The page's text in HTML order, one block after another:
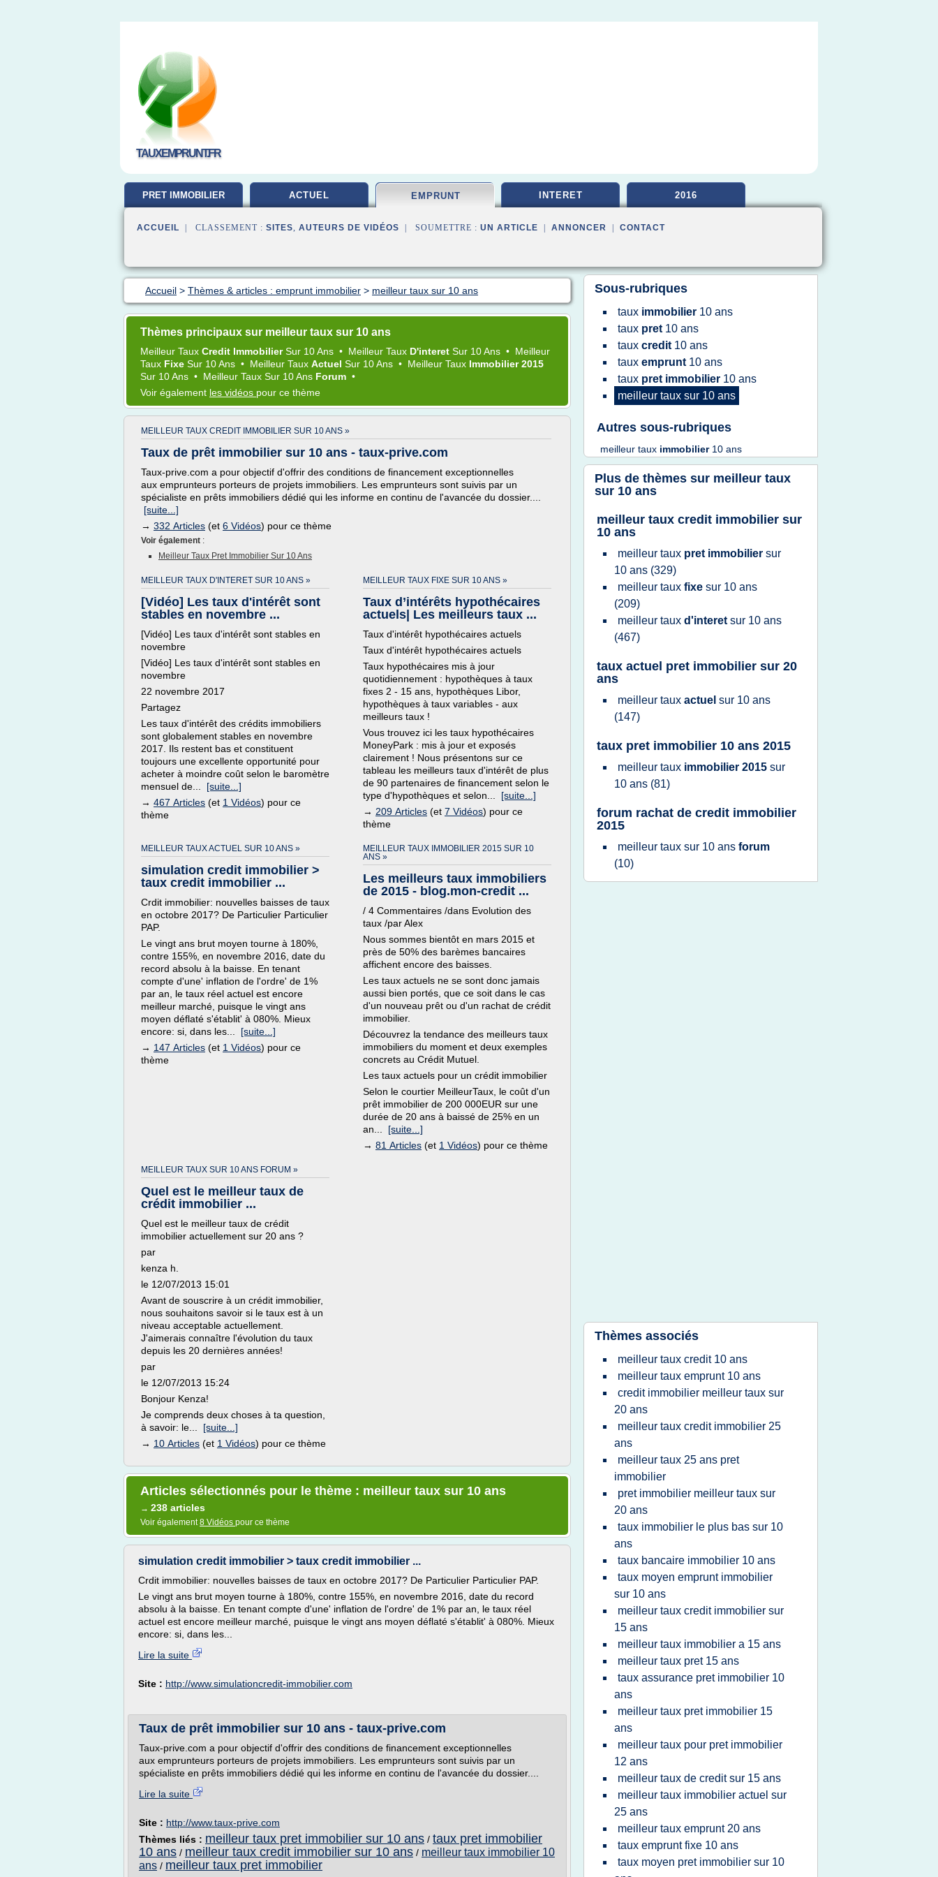
TAUXEMPRUNT.FR
PRET IMMOBILIER ACTUEL EMPRUNT INTERET 2016
ACCUEIL | CLASSEMENT : SITES, AUTEURS DE VIDÉOS | SOUMETTRE : UN ARTICLE ANNONCER CONTACT
Accueil > Thèmes & articles : emprunt immobilier > meilleur taux sur 10 ans
Thèmes principaux sur meilleur taux sur 10 ans
Meilleur Taux Credit ImmobilierSur 10 Ans • Meilleur Taux D'interet Sur 10 Ans • Meilleur
Taux Fixe Sur 10 Ans • Meilleur Taux Actuel Sur 10 Ans • Meilleur Taux Immobilier 2015
Sur 10 Ans • Meilleur Taux Sur 10 Ans Forum •
Voir également les vidéos pour ce thème
MEILLEUR TAUX CREDIT IMMOBILIER SUR 10 ANS »
Taux de prêt immobilier sur 10 ans - taux-prive.com
Taux-prive.com a pour objectif d'offrir des conditions de financement exceptionnelles
aux emprunteurs porteurs de projets immobiliers. Les emprunteurs sont suivis par un
spécialiste en prêts immobiliers dédié qui les informe en continu de l'avancée du dossier....
[suite...]
→ 332 Articles (et 6 Vidéos) pour ce thème
Voir également :
Meilleur Taux Pret Immobilier Sur 10 Ans
MEILLEUR TAUX D'INTERET SUR 10 ANS »
[Vidéo] Les taux d'intérêt sont
stables en novembre ...
[Vidéo] Les taux d'intérêt sont stables en
novembre
[Vidéo] Les taux d'intérêt sont stables en
novembre
22 novembre 2017
Partagez
Les taux d'intérêt des crédits immobiliers
sont globalement stables en novembre
2017. Ils restent bas et constituent
toujours une excellente opportunité pour
acheter à moindre coût selon le baromètre
mensuel de... [suite...]
→ 467 Articles (et 1 Vidéos) pour ce
thème
MEILLEUR TAUX FIXE SUR 10 ANS »
Taux d’intérêts hypothécaires
actuels| Les meilleurs taux ...
Taux d'intérêt hypothécaires actuels
Taux d'intérêt hypothécaires actuels
Taux hypothécaires mis à jour
quotidiennement : hypothèques à taux
fixes 2 - 15 ans, hypothèques Libor,
hypothèques à taux variables - aux
meilleurs taux !
Vous trouvez ici les taux hypothécaires
MoneyPark : mis à jour et exposés
clairement ! Nous présentons sur ce
tableau les meilleurs taux d'intérêt de plus
de 90 partenaires de financement selon le
type d'hypothèques et selon... [suite...]
→ 209 Articles (et 7 Vidéos) pour ce
thème
MEILLEUR TAUX ACTUEL SUR 10 ANS »
simulation credit immobilier >
taux credit immobilier ...
Crdit immobilier: nouvelles baisses de taux
en octobre 2017? De Particulier Particulier
PAP.
Le vingt ans brut moyen tourne à 180%,
contre 155%, en novembre 2016, date du
record absolu à la baisse. En tenant
compte d'une' inflation de l'ordre' de 1%
par an, le taux réel actuel est encore
meilleur marché, puisque le vingt ans
moyen déflaté s'établit' à 080%. Mieux
encore: si, dans les... [suite...]
→ 147 Articles (et 1 Vidéos) pour ce
thème
MEILLEUR TAUX IMMOBILIER 2015 SUR 10
ANS »
Les meilleurs taux immobiliers
de 2015 - blog.mon-credit ...
/ 4 Commentaires /dans Evolution des
taux /par Alex
Nous sommes bientôt en mars 2015 et
près de 50% des barèmes bancaires
affichent encore des baisses.
Les taux actuels ne se sont donc jamais
aussi bien portés, que ce soit dans le cas
d'un nouveau prêt ou d'un rachat de crédit
immobilier.
Découvrez la tendance des meilleurs taux
immobiliers du moment et deux exemples
concrets au Crédit Mutuel.
Les taux actuels pour un crédit immobilier
Selon le courtier MeilleurTaux, le coût d'un
prêt immobilier de 200 000EUR sur une
durée de 20 ans à baissé de 25% en un
an... [suite...]
→ 81 Articles (et 1 Vidéos) pour ce thème
MEILLEUR TAUX SUR 10 ANS FORUM »
Quel est le meilleur taux de
crédit immobilier ...
Quel est le meilleur taux de crédit
immobilier actuellement sur 20 ans ?
par
kenza h.
le 12/07/2013 15:01
Avant de souscrire à un crédit immobilier,
nous souhaitons savoir si le taux est à un
niveau acceptable actuellement.
J'aimerais connaître l'évolution du taux
depuis les 20 dernières années!
par
le 12/07/2013 15:24
Bonjour Kenza!
Je comprends deux choses à ta question,
à savoir: le... [suite...]
→ 10 Articles (et 1 Vidéos) pour ce thème
Articles sélectionnés pour le thème : meilleur taux sur 10 ans
→ 238 articles
Voir également8 Vidéos pour ce thème
simulation credit immobilier > taux credit immobilier ...
Crdit immobilier: nouvelles baisses de taux en octobre 2017? De Particulier Particulier PAP.
Le vingt ans brut moyen tourne à 180%, contre 155%, en novembre 2016, date du record
absolu à la baisse. En tenant compte d'une' inflation de l'ordre' de 1% par an, le taux réel
actuel est encore meilleur marché, puisque le vingt ans moyen déflaté s'établit' à 080%. Mieux
encore: si, dans les...
Lire la suite
Site : http://www.simulationcredit-immobilier.com
Taux de prêt immobilier sur 10 ans - taux-prive.com
Taux-prive.com a pour objectif d'offrir des conditions de financement exceptionnelles
aux emprunteurs porteurs de projets immobiliers. Les emprunteurs sont suivis par un
spécialiste en prêts immobiliers dédié qui les informe en continu de l'avancée du dossier....
Lire la suite
Site : http://www.taux-prive.com
Thèmes liés : meilleur taux pret immobilier sur 10 ans / taux pret immobilier
10 ans / meilleur taux credit immobilier sur 10 ans / meilleur taux immobilier 10
ans / meilleur taux pret immobilier
Sous-rubriques
taux immobilier 10 ans
taux pret 10 ans
taux credit 10 ans
taux emprunt 10 ans
taux pret immobilier 10 ans
meilleur taux sur 10 ans
Autres sous-rubriques
meilleur taux immobilier 10 ans
Plus de thèmes sur meilleur taux
sur 10 ans
meilleur taux credit immobilier sur
10 ans
meilleur taux pret immobilier sur
10 ans (329)
meilleur taux fixe sur 10 ans
(209)
meilleur taux d'interet sur 10 ans
(467)
taux actuel pret immobilier sur 20
ans
meilleur taux actuel sur 10 ans
(147)
taux pret immobilier 10 ans 2015
meilleur taux immobilier 2015 sur
10 ans (81)
forum rachat de credit immobilier
2015
meilleur taux sur 10 ans forum
(10)
Thèmes associés
meilleur taux credit 10 ans
meilleur taux emprunt 10 ans
credit immobilier meilleur taux sur
20 ans
meilleur taux credit immobilier 25
ans
meilleur taux 25 ans pret
immobilier
pret immobilier meilleur taux sur
20 ans
taux immobilier le plus bas sur 10
ans
taux bancaire immobilier 10 ans
taux moyen emprunt immobilier
sur 10 ans
meilleur taux credit immobilier sur
15 ans
meilleur taux immobilier a 15 ans
meilleur taux pret 15 ans
taux assurance pret immobilier 10
ans
meilleur taux pret immobilier 15
ans
meilleur taux pour pret immobilier
12 ans
meilleur taux de credit sur 15 ans
meilleur taux immobilier actuel sur
25 ans
meilleur taux emprunt 20 ans
taux emprunt fixe 10 ans
taux moyen pret immobilier sur 10